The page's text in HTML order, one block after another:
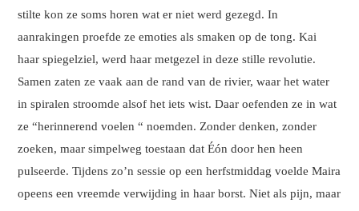
stilte kon ze soms horen wat er niet werd gezegd. In
aanrakingen proefde ze emoties als smaken op de tong. Kai
haar spiegelziel, werd haar metgezel in deze stille revolutie.
Samen zaten ze vaak aan de rand van de rivier, waar het water
in spiralen stroomde alsof het iets wist. Daar oefenden ze in wat
ze “herinnerend voelen “ noemden. Zonder denken, zonder
zoeken, maar simpelweg toestaan dat Éón door hen heen
pulseerde. Tijdens zo’n sessie op een herfstmiddag voelde Maira
opeens een vreemde verwijding in haar borst. Niet als pijn, maar